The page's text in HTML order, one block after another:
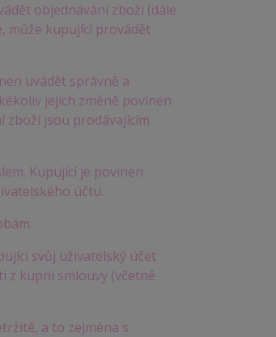
objednávání zboží (dále
může kupující provádět
uvádět správně a
jejich změně povinen
zboží jsou prodávajícím
Kupující je povinen
účtu.
svůj uživatelský účet
z kupní smlouvy (včetně
a to zejména s